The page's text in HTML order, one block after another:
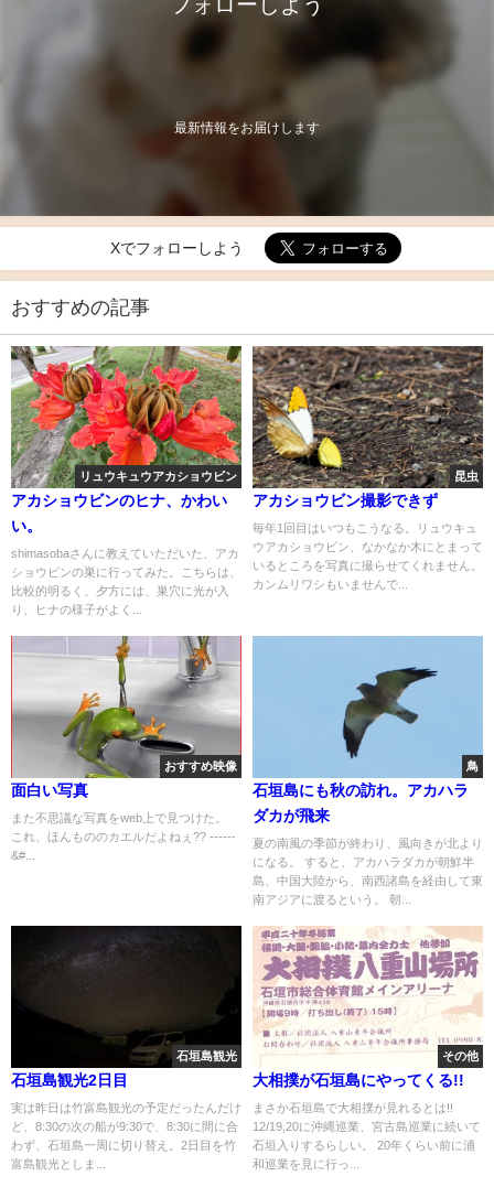
最新情報をお届けします
Xでフォローしよう
おすすめの記事
リュウキュウアカショウビン
アカショウビンのヒナ、かわい
い。
shimasobaさんに教えていただいた、アカ
ショウビンの巣に行ってみた。こちらは、
比較的明るく、夕方には、巣穴に光が入
り、ヒナの様子がよく...
昆虫
アカショウビン撮影できず
毎年1回目はいつもこうなる。リュウキュ
ウアカショウビン、なかなか木にとまって
いるところを写真に撮らせてくれません。
カンムリワシもいませんで...
おすすめ映像
面白い写真
また不思議な写真をweb上で見つけた。
これ、ほんもののカエルだよねぇ?? ------
&#...
鳥
石垣島にも秋の訪れ。アカハラ
ダカが飛来
夏の南風の季節が終わり、風向きが北より
になる。 すると、アカハラダカが朝鮮半
島、中国大陸から、南西諸島を経由して東
南アジアに渡るという。 朝...
石垣島観光
石垣島観光2日目
実は昨日は竹富島観光の予定だったんだけ
ど、8:30の次の船が9:30で、8:30に間に合
わず、石垣島一周に切り替え。2日目を竹
富島観光としま...
その他
大相撲が石垣島にやってくる!!
まさか石垣島で大相撲が見れるとは!!
12/19,20に沖縄巡業、宮古島巡業に続いて
石垣入りするらしい。 20年くらい前に浦
和巡業を見に行っ...